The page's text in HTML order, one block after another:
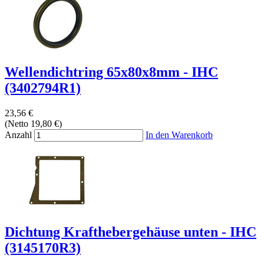
Wellendichtring 65x80x8mm - IHC
(3402794R1)
23,56 €
(Netto 19,80 €)
Anzahl
In den Warenkorb
Dichtung Krafthebergehäuse unten - IHC
(3145170R3)